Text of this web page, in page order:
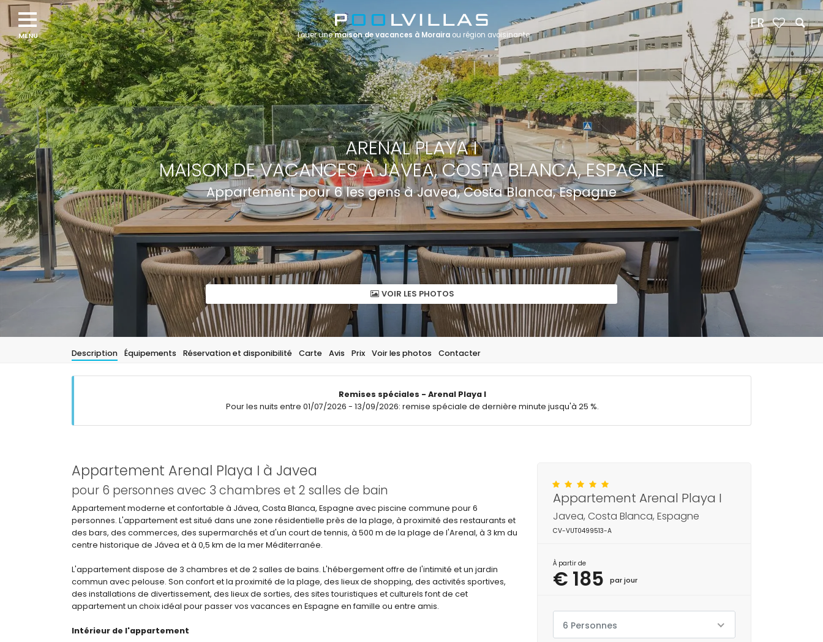
ARENAL PLAYA I
MAISON DE VACANCES À JAVEA, COSTA BLANCA, ESPAGNE
Appartement pour 6 les gens à Javea, Costa Blanca, Espagne
VOIR LES PHOTOS
Description Équipements Réservation et disponibilité Carte Avis Prix Voir les photos Contacter
Remises spéciales - Arenal Playa I
Pour les nuits entre 01/07/2026 - 13/09/2026: remise spéciale de dernière minute jusqu'à 25 %.
Appartement Arenal Playa I à Javea
pour 6 personnes avec 3 chambres et 2 salles de bain
Appartement moderne et confortable à Jávea, Costa Blanca, Espagne avec piscine commune pour 6
personnes. L'appartement est situé dans une zone résidentielle près de la plage, à proximité des restaurants et
des bars, des commerces, des supermarchés et d'un court de tennis, à 500 m de la plage de l'Arenal, à 3 km du
centre historique de Jávea et à 0,5 km de la mer Méditerranée.
L'appartement dispose de 3 chambres et de 2 salles de bains. L'hébergement offre de l'intimité et un jardin
commun avec pelouse. Son confort et la proximité de la plage, des lieux de shopping, des activités sportives,
des installations de divertissement, des lieux de sorties, des sites touristiques et culturels font de cet
appartement un choix idéal pour passer vos vacances en Espagne en famille ou entre amis.
Intérieur de l'appartement
Appartement Arenal Playa I
Javea, Costa Blanca, Espagne
CV-VUT0499513-A
À partir de
€ 185 par jour
6 Personnes
Louer unemaison de vacances à Morairaou région avoisinante
FR